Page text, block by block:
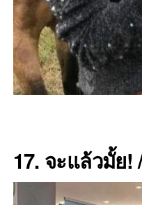
17. จะแล้วมั้ย!